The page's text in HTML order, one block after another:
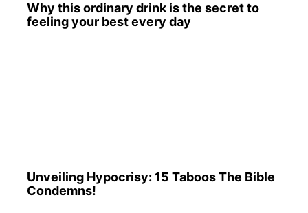
Why this ordinary drink is the secret to
feeling your best every day
Unveiling Hypocrisy: 15 Taboos The Bible
Condemns!